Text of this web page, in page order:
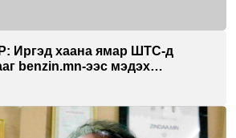
Иргэд хаана ямар ШТС-д
benzin.mn-ээс мэдэх